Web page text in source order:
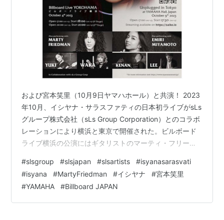
および宮本笑里（10月9日ヤマハホール）と共演！ 2023
年10月、イシヤナ・サラスファティの日本初ライブがsLs
グループ株式会社（sLs Group Corporation）とのコラボ
レーションにより横浜と東京で開催された。ビルボード
ライブ横浜の公演にはギタリストのマーティ・フリード
の宮本笑里が参加し、イシヤナとのセッションを国内外
のオーディエンスに向けて披露した。 2023年10月、イ
シヤナ・サラスファティ、初の日本コンサートが、sLsグ
ループ株式会社（sLs Group Corporation）とのコラボレ
#slsgroup #slsjapan #slsartists #isyanasarasvati
#isyana #MartyFriedman #イシヤナ #宮本笑里
#YAMAHA #Billboard JAPAN